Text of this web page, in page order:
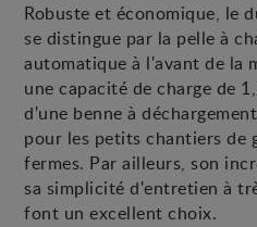
Robuste et économique, le
se distingue par la pelle à
automatique à l'avant de la
une capacité de charge de
d'une benne à
pour les petits chantiers de
fermes. Par ailleurs, son
sa simplicité d'entretien à
font un excellent choix.